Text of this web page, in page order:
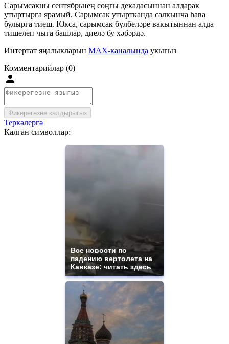
Сарымсакны сентябрьнең соңгы декадасыннан алдарак
утыртырга ярамый. Сарымсак утыртканда салкынча һава
булырга тиеш. Юкса, сарымсак бүлбеләре вакытыннан алда
тишелеп чыга башлар, диелә бу хәбәрдә.
Интертат яңалыкларын MAX-каналында укыгыз
Комментарийлар (0)
Фикерегезне калдырыгыз
Теркәлергә
Калган символлар:
Все новости по
падению вертолета на
Кавказе: читать здесь